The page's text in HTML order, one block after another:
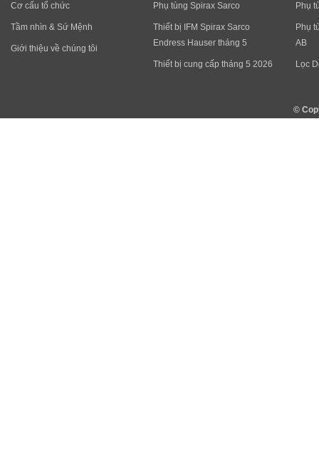
Cơ cấu tổ chức
Tầm nhìn & Sứ Mệnh
Giới thiệu về chúng tôi
Phụ tùng Spirax Sarco
Thiết bị IFM Spirax Sarco
Endress Hauser tháng 5
Thiết bị cung cấp tháng 5 2026
Phụ
Phụ
AB
Lọc
©